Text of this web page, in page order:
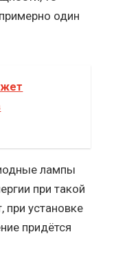
один
лампы
при такой
при установке
придётся